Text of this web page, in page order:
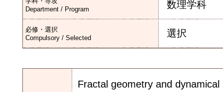
Department / Program
数理学科
必修・選択
Compulsory / Selected
選択
Fractal geometry and dynamical